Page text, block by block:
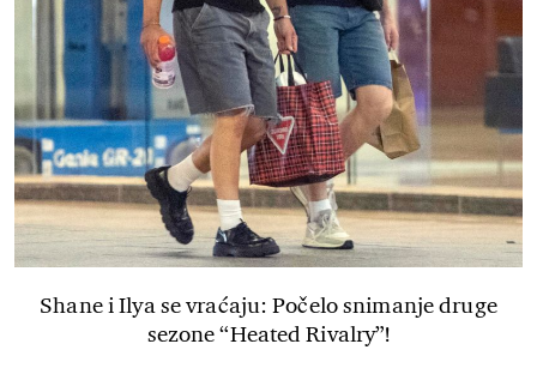
Shane i Ilya se vraćaju: Počelo snimanje druge
sezone “Heated Rivalry”!